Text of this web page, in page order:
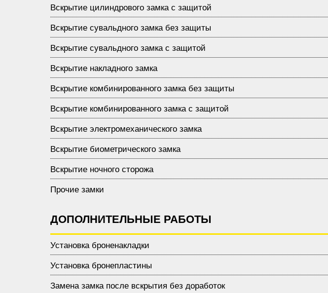
Вскрытие цилиндрового замка с защитой
Вскрытие сувальдного замка без защиты
Вскрытие сувальдного замка с защитой
Вскрытие накладного замка
Вскрытие комбинированного замка без защиты
Вскрытие комбинированного замка с защитой
Вскрытие электромеханического замка
Вскрытие биометрического замка
Вскрытие ночного сторожа
Прочие замки
ДОПОЛНИТЕЛЬНЫЕ РАБОТЫ
Установка броненакладки
Установка бронепластины
Замена замка после вскрытия без доработок